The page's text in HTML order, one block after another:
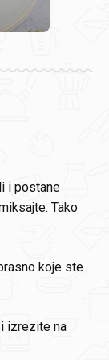
i postane
Tako
koje ste
izrezite na